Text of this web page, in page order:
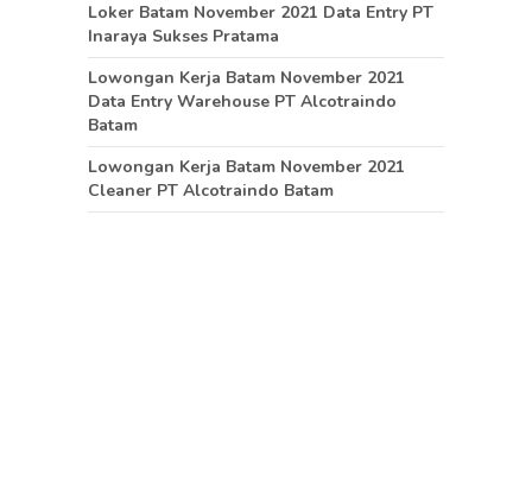
Loker Batam November 2021 Data Entry PT
Inaraya Sukses Pratama
Lowongan Kerja Batam November 2021
Data Entry Warehouse PT Alcotraindo
Batam
Lowongan Kerja Batam November 2021
Cleaner PT Alcotraindo Batam